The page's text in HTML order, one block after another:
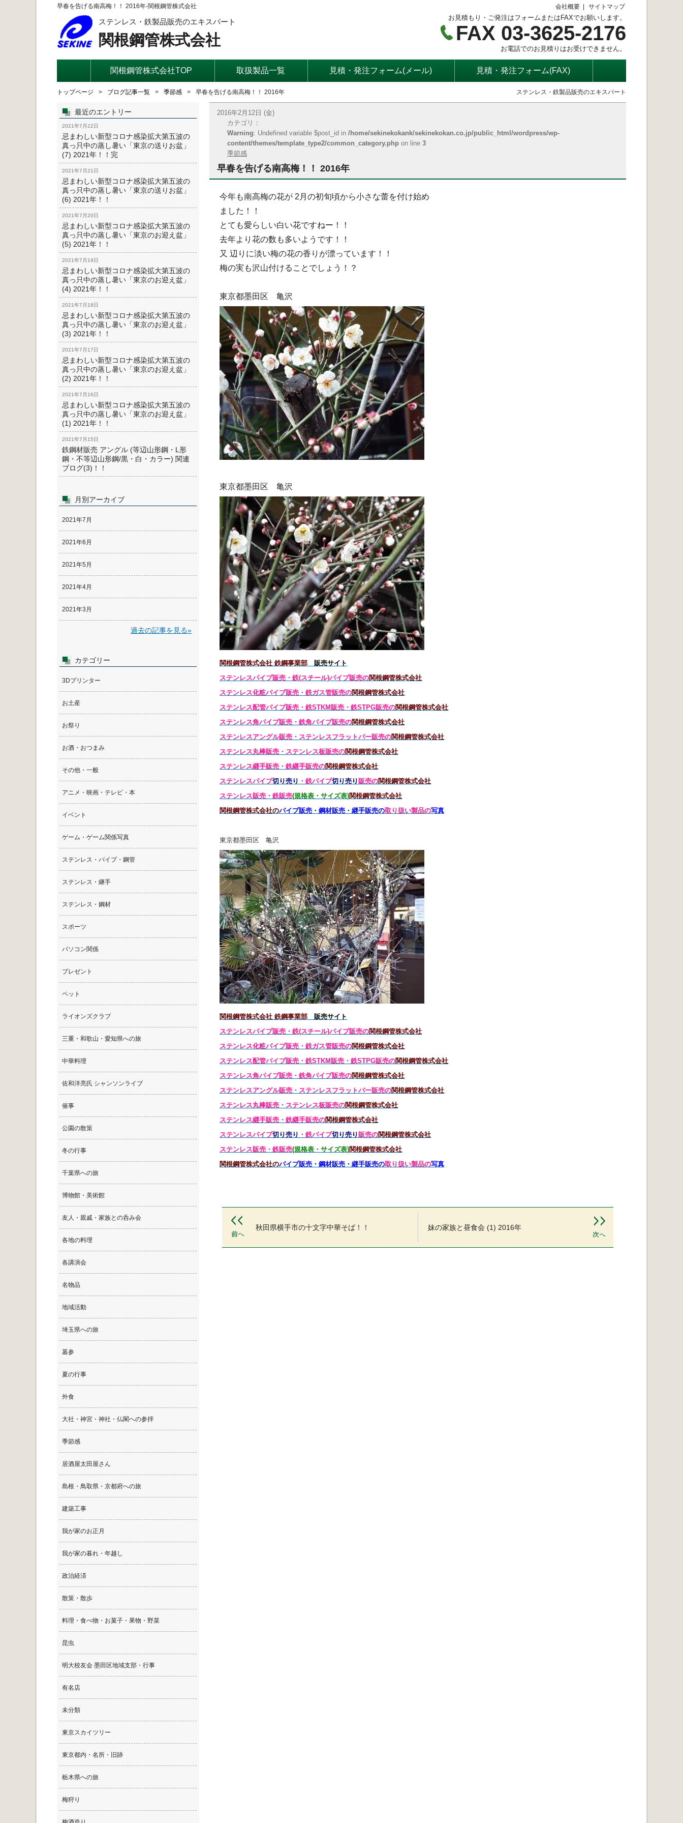
早春を告げる南高梅！！ 2016年-関根鋼管株式会社 会社概要 サイトマップ
ステンレス・鉄製品販売のエキスパート
関根鋼管株式会社
お見積もり・ご発注はフォームまたはFAXでお願いします。
FAX 03-3625-2176
お電話でのお見積りはお受けできません。
関根鋼管株式会社TOP 取扱製品一覧 見積・発注フォーム(メール) 見積・発注フォーム(FAX)
トップページ ブログ記事一覧 季節感 早春を告げる南高梅！！ 2016年 ステンレス・鉄製品販売のエキスパート
2016年2月12日 (金)
カテゴリ：
Warning: Undefined variable $post_id in /home/sekinekokank/sekinekokan.co.jp/public_html/wordpress/wp-
content/themes/template_type2/common_category.php on line 3
季節感
早春を告げる南高梅！！ 2016年
今年も南高梅の花が 2月の初旬頃から小さな蕾を付け始め
ました！！
とても愛らしい白い花ですねー！！
去年より花の数も多いようです！！
又 辺りに淡い梅の花の香りが漂っています！！
梅の実も沢山付けることでしょう！？
東京都墨田区 亀沢
東京都墨田区 亀沢
関根鋼管株式会社 鉄鋼事業部 販売サイト
ステンレスパイプ販売・鉄(スチール)パイプ販売の関根鋼管株式会社
ステンレス化粧パイプ販売・鉄ガス管販売の関根鋼管株式会社
ステンレス配管パイプ販売・鉄STKM販売・鉄STPG販売の関根鋼管株式会社
ステンレス角パイプ販売・鉄角パイプ販売の関根鋼管株式会社
ステンレスアングル販売・ ステンレスフラットバー販売の関根鋼管株式会社
ステンレス丸棒販売・ ステンレス板販売の関根鋼管株式会社
ステンレス継手販売・鉄継手販売の関根鋼管株式会社
ステンレスパイプ切り売り ・鉄パイプ切り売り販売の関根鋼管株式会社
ステンレス販売・鉄販売(規格表・サイズ表)関根鋼管株式会社
関根鋼管株式会社のパイプ販売・鋼材販売・継手販売の取り扱い製品の写真
東京都墨田区 亀沢
関根鋼管株式会社 鉄鋼事業部 販売サイト
ステンレスパイプ販売・鉄(スチール)パイプ販売の関根鋼管株式会社
ステンレス化粧パイプ販売・鉄ガス管販売の関根鋼管株式会社
ステンレス配管パイプ販売・鉄STKM販売・鉄STPG販売の関根鋼管株式会社
ステンレス角パイプ販売・鉄角パイプ販売の関根鋼管株式会社
ステンレスアングル販売・ ステンレスフラットバー販売の関根鋼管株式会社
ステンレス丸棒販売・ ステンレス板販売の関根鋼管株式会社
ステンレス継手販売・鉄継手販売の関根鋼管株式会社
ステンレスパイプ切り売り ・鉄パイプ切り売り販売の関根鋼管株式会社
ステンレス販売・鉄販売(規格表・サイズ表)関根鋼管株式会社
関根鋼管株式会社のパイプ販売・鋼材販売・継手販売の取り扱い製品の写真
秋田県横手市の十文字中華そば！！ 妹の家族と昼食会 (1) 2016年
最近のエントリー
2021年7月22日
忌まわしい新型コロナ感染拡大第五波の
真っ只中の蒸し暑い「東京の送りお盆」
(7) 2021年！！完
2021年7月21日
忌まわしい新型コロナ感染拡大第五波の
真っ只中の蒸し暑い「東京の送りお盆」
(6) 2021年！！
2021年7月20日
忌まわしい新型コロナ感染拡大第五波の
真っ只中の蒸し暑い「東京のお迎え盆」
(5) 2021年！！
2021年7月19日
忌まわしい新型コロナ感染拡大第五波の
真っ只中の蒸し暑い「東京のお迎え盆」
(4) 2021年！！
2021年7月18日
忌まわしい新型コロナ感染拡大第五波の
真っ只中の蒸し暑い「東京のお迎え盆」
(3) 2021年！！
2021年7月17日
忌まわしい新型コロナ感染拡大第五波の
真っ只中の蒸し暑い「東京のお迎え盆」
(2) 2021年！！
2021年7月16日
忌まわしい新型コロナ感染拡大第五波の
真っ只中の蒸し暑い「東京のお迎え盆」
(1) 2021年！！
2021年7月15日
鉄鋼材販売 アングル (等辺山形鋼・L形
鋼・不等辺山形鋼/黒・白・カラー) 関連
ブログ(3)！！
月別アーカイブ
2021年7月
2021年6月
2021年5月
2021年4月
2021年3月
過去の記事を見る»
カテゴリー
3Dプリンター
お土産
お祭り
お酒・おつまみ
その他・一般
アニメ・映画・テレビ・本
イベント
ゲーム・ゲーム関係写真
ステンレス・パイプ・鋼管
ステンレス・継手
ステンレス・鋼材
スポーツ
パソコン関係
プレゼント
ペット
ライオンズクラブ
三重・和歌山・愛知県への旅
中華料理
佐和洋亮氏 シャンソンライブ
催事
公園の散策
冬の行事
千葉県への旅
博物館・美術館
友人・親戚・家族との呑み会
各地の料理
各講演会
名物品
地域活動
埼玉県への旅
墓参
夏の行事
外食
大社・神宮・神社・仏閣への参拝
季節感
居酒屋太田屋さん
島根・鳥取県・京都府への旅
建築工事
我が家のお正月
我が家の暮れ・年越し
政治経済
散策・散歩
料理・食べ物・お菓子・果物・野菜
昆虫
明大校友会 墨田区地域支部・行事
有名店
未分類
東京スカイツリー
東京都内・名所・旧跡
栃木県への旅
梅狩り